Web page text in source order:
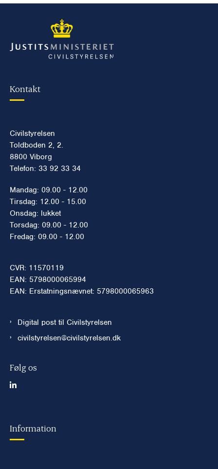
Kontakt
Civilstyrelsen
Toldboden 2, 2.
8800 Viborg
Telefon: 33 92 33 34
Mandag: 09.00 - 12.00
Tirsdag: 12.00 - 15.00
Onsdag: lukket
Torsdag: 09.00 - 12.00
Fredag: 09.00 - 12.00
CVR: 11570119
EAN: 5798000065994
EAN: Erstatningsnævnet: 5798000065963
Digital post til Civilstyrelsen
civilstyrelsen@civilstyrelsen.dk
Følg os
Information